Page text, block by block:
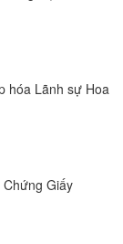
hóa Lãnh sự Hoa
Chứng Giấy